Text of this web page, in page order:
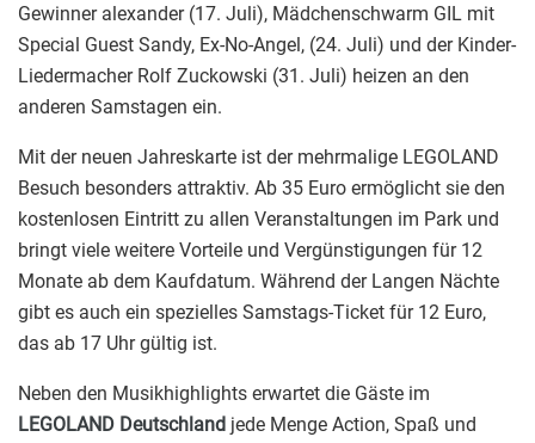
Gewinner alexander (17. Juli), Mädchenschwarm GIL mit
Special Guest Sandy, Ex-No-Angel, (24. Juli) und der Kinder-
Liedermacher Rolf Zuckowski (31. Juli) heizen an den
anderen Samstagen ein.
Mit der neuen Jahreskarte ist der mehrmalige LEGOLAND
Besuch besonders attraktiv. Ab 35 Euro ermöglicht sie den
kostenlosen Eintritt zu allen Veranstaltungen im Park und
bringt viele weitere Vorteile und Vergünstigungen für 12
Monate ab dem Kaufdatum. Während der Langen Nächte
gibt es auch ein spezielles Samstags-Ticket für 12 Euro,
das ab 17 Uhr gültig ist.
Neben den Musikhighlights erwartet die Gäste im
LEGOLAND Deutschland jede Menge Action, Spaß und